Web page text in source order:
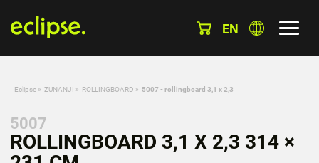
EN
Eclipse » ZUNANJI » ROLLINGBOARD » 5007 - rollingboard 3,1 x 2,3
5007
ROLLINGBOARD 3,1 X 2,3 314 ×